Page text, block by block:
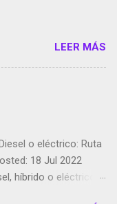
Llegando Partimos
y su importancia...
LEER MÁS
o eléctrico: Ruta
18 Jul 2022
híbrido o eléctrico: